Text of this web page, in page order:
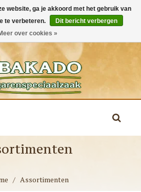
/ Assortimenten
website, ga je akkoord met het gebruik van
te verbeteren.
Dit bericht verbergen
over cookies »